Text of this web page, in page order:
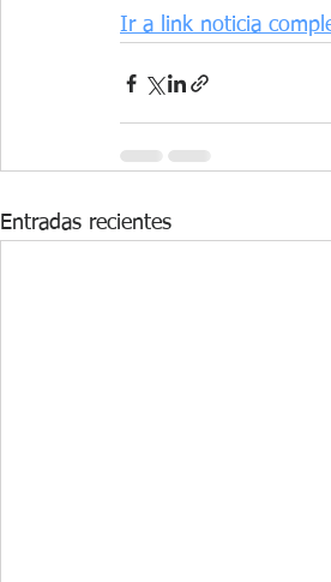
Ir a link noticia
Entradas recientes